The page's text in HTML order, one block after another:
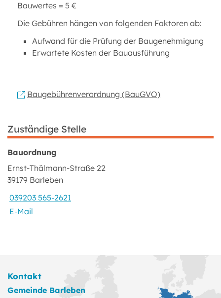
Bauwertes = 5 €
Die Gebühren hängen von folgenden Faktoren ab:
Aufwand für die Prüfung der Baugenehmigung
Erwartete Kosten der Bauausführung
Baugebührenverordnung (BauGVO)
Zuständige Stelle
Bauordnung
Ernst-Thälmann-Straße 22
39179 Barleben
039203 565-2621
E-Mail
Kontakt
Gemeinde Barleben